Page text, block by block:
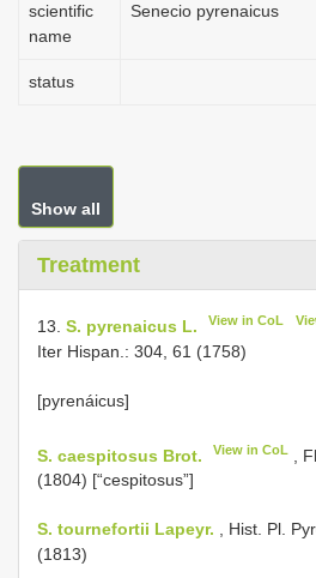
scientific
name
Senecio pyrenaicus
status
Show all
Treatment
13. S. pyrenaicus L. View in CoL
Iter Hispan.: 304, 61 (1758)
[pyrenáicus]
S. caespitosus Brot. View in CoL
,
(1804) [“cespitosus”]
S. tournefortii Lapeyr. , Hist. Pl.
(1813)